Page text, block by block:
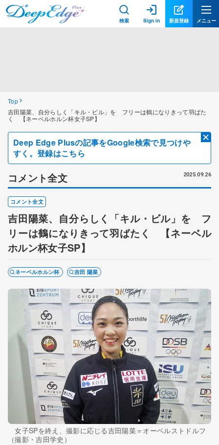
検索 Sign in 新規登録 メニュー
Top
吉田陽菜、自分らしく「キル・ビル」を フリーは鶴になりきって羽ばた
く 【ネーベルホルン杯女子SP】
Deep Edge Plusの記事をGoogle検索で見つけや
すく。登録はこちら
コメント全文 2025.09.26
コメント全文
吉田陽菜、自分らしく「キル・ビル」を フ
リーは鶴になりきって羽ばたく 【ネーベル
ホルン杯女子SP】
ネーベルホルン杯 吉田 陽菜
女子SPを終え、撮影に応じる吉田陽菜＝オーベルストドルフ
（撮影・吉田学史）